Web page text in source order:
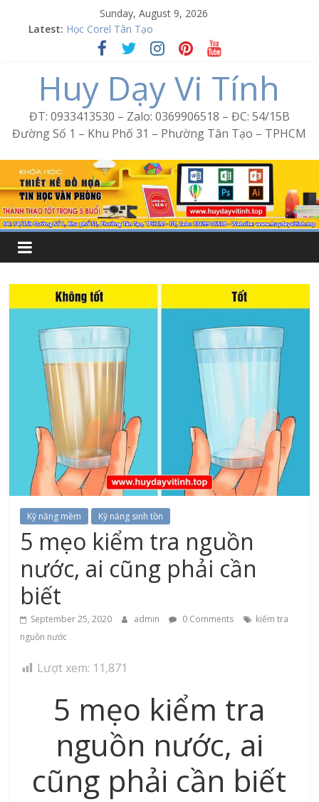
Sunday, August 9, 2026
Latest:
Word Bình Trị Đông – Tin học văn phòng cấp tốc
Học Corel Tân Tạo
Cách tạo USB Boot bằng Ventoy
Excel Bình Trị Đông – Vi tính văn phòng cấp tốc
Huy Dạy Vi Tính
ĐT: 0933413530 – Zalo: 0369906518 – ĐC: 54/15B
Đường Số 1 – Khu Phố 31 – Phường Tân Tạo – TPHCM
Kỹ năng mềm Kỹ năng sinh tồn
5 mẹo kiểm tra nguồn
nước, ai cũng phải cần
biết
September 25, 2020 admin 0 Comments
kiểm tra
nguồn nước
Lượt xem: 11,871
5 mẹo kiểm tra
nguồn nước, ai
cũng phải cần biết